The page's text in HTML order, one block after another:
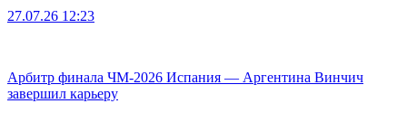
27.07.26 12:23
Арбитр финала ЧМ-2026 Испания — Аргентина Винчич
завершил карьеру